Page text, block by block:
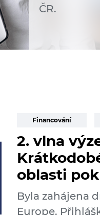
ČR.
Financování
2. vlna
oblasti
Byla zahájena
Europe.